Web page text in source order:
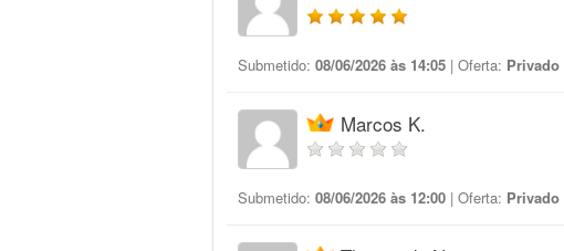
Submetido: 08/06/2026 às 14:05 | Oferta: Privado
Marcos K.
Submetido: 08/06/2026 às 12:00 | Oferta: Privado